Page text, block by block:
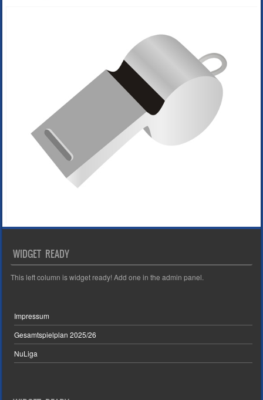
WIDGET READY
This left column is widget ready! Add one in the admin panel.
Impressum
Gesamtspielplan 2025/26
NuLiga